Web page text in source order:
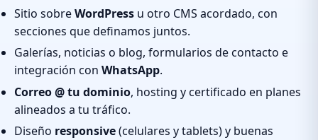
Sitio sobreWordPress u otro CMS acordado, con
secciones que definamos juntos.
Galerías, noticias o blog, formularios de contacto e
integración con WhatsApp.
Correo @ tu dominio, hosting y certificado en planes
alineados a tu tráfico.
Diseño responsive(celulares y tablets) y buenas